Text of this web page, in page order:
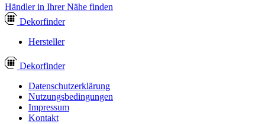
Händler in Ihrer Nähe finden
Dekorfinder
Hersteller
Dekorfinder
Datenschutzerklärung
Nutzungsbedingungen
Impressum
Kontakt